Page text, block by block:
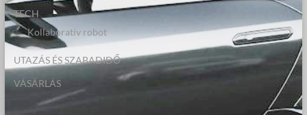
TECH
Kollaboratív robot
UTAZÁS ÉS SZABADIDŐ
VÁSÁRLÁS